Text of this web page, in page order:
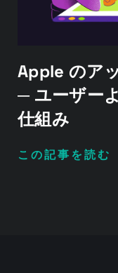
Apple のア
─ ユーザー
仕組み
この記事を読む